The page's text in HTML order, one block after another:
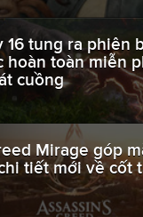
16 tung ra phiên
hoàn toàn miễn
cuồng
Mirage góp
tiết mới về cốt